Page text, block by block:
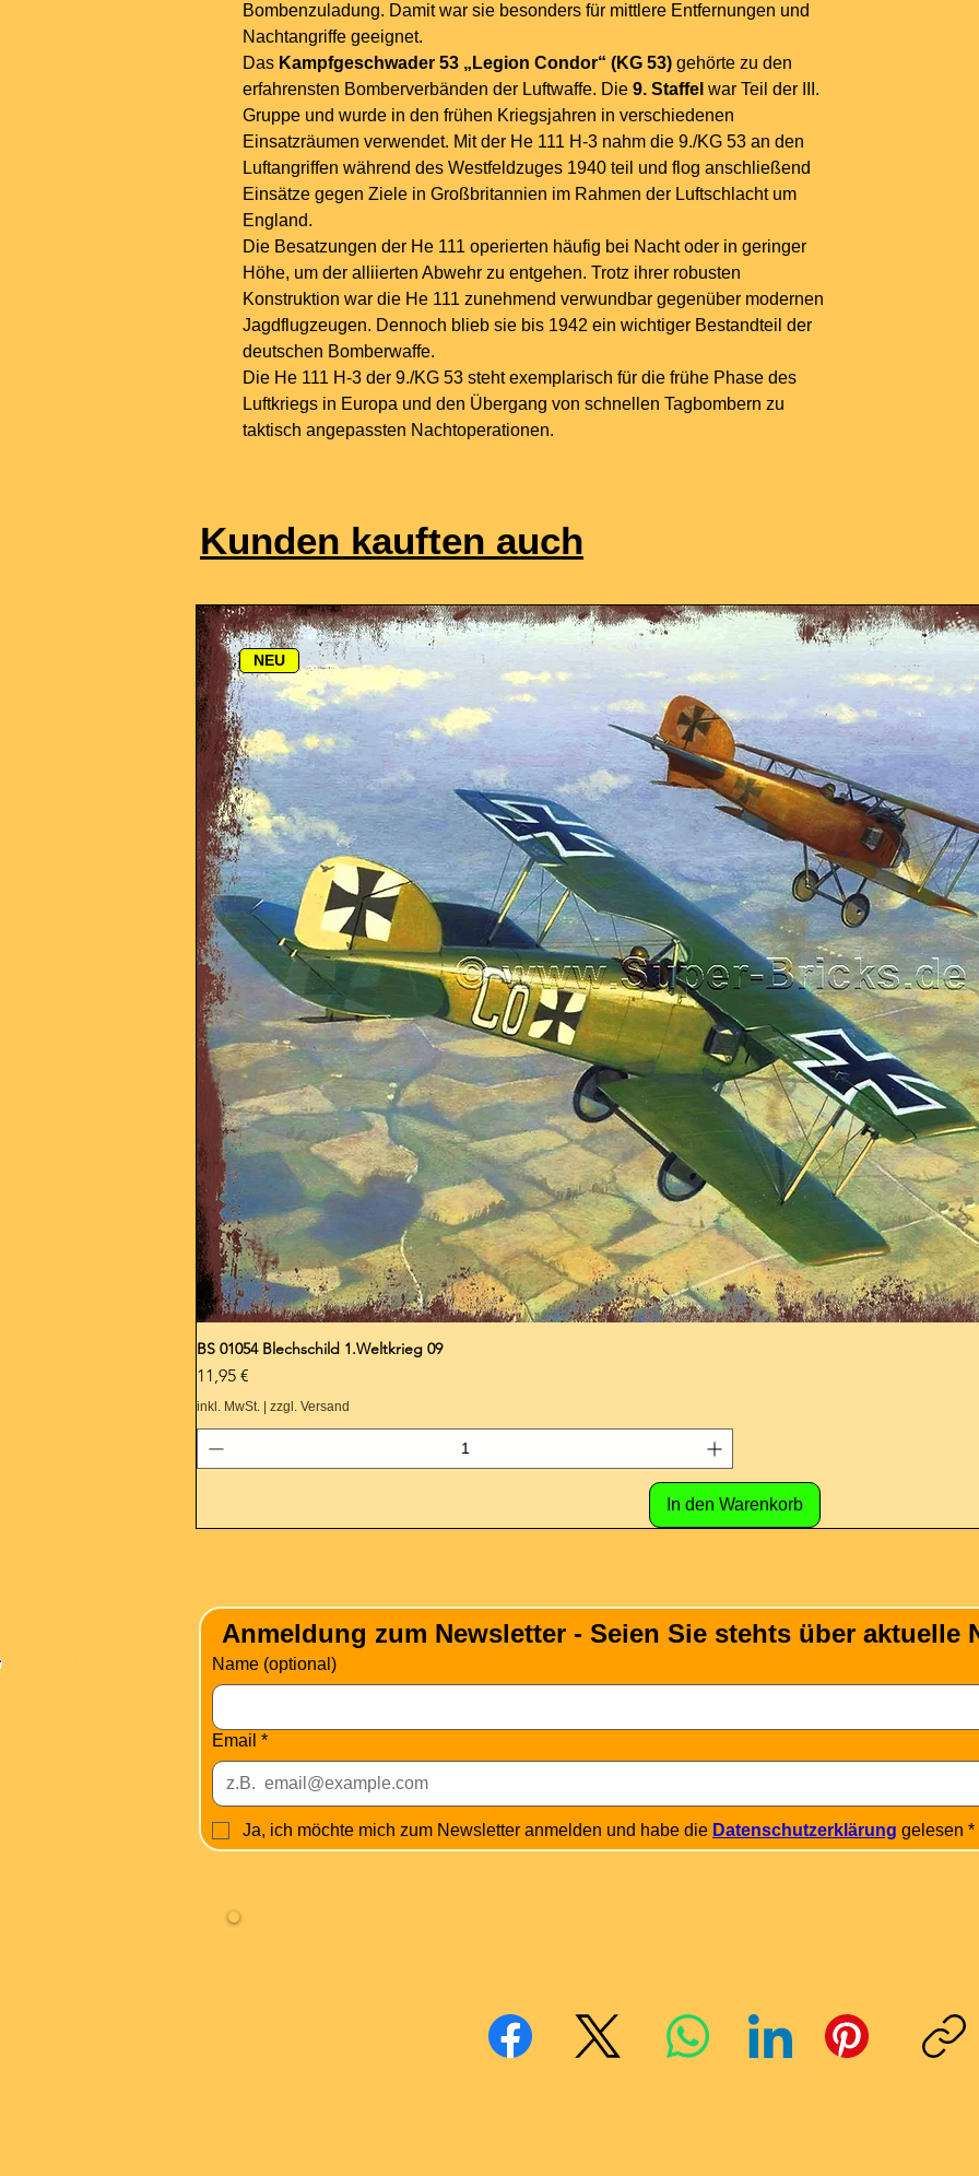
Bombenzuladung. Damit war sie besonders für mittlere Entfernungen und
Nachtangriffe geeignet.
Das Kampfgeschwader 53 „Legion Condor“ (KG 53) gehörte zu den
erfahrensten Bomberverbänden der Luftwaffe. Die 9. Staffel war Teil der III.
Gruppe und wurde in den frühen Kriegsjahren in verschiedenen
Einsatzräumen verwendet. Mit der He 111 H-3 nahm die 9./KG 53 an den
Luftangriffen während des Westfeldzuges 1940 teil und flog anschließend
Einsätze gegen Ziele in Großbritannien im Rahmen der Luftschlacht um
England.
Die Besatzungen der He 111 operierten häufig bei Nacht oder in geringer
Höhe, um der alliierten Abwehr zu entgehen. Trotz ihrer robusten
Konstruktion war die He 111 zunehmend verwundbar gegenüber modernen
Jagdflugzeugen. Dennoch blieb sie bis 1942 ein wichtiger Bestandteil der
deutschen Bomberwaffe.
Die He 111 H-3 der 9./KG 53 steht exemplarisch für die frühe Phase des
Luftkriegs in Europa und den Übergang von schnellen Tagbombern zu
taktisch angepassten Nachtoperationen.
Kunden kauften auch
NEU
BS 01054 Blechschild 1.Weltkrieg 09
Preis
11,95 €
inkl. MwSt. zzgl. Versand
In den Warenkorb
Anmeldung zum Newsletter - Seien Sie stehts über aktuelle
Name (optional)
Email *
Ja, ich möchte mich zum Newsletter anmelden und habe die Datenschutzerklärung gelesen *